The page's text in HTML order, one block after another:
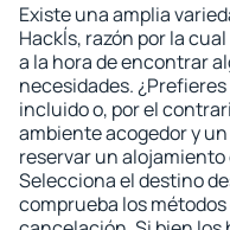
Existe una amplia
Hackĺs, razón por la
a la hora de encontrar
necesidades.
incluido o, por el
ambiente acogedor y
reservar un
Selecciona el destino
comprueba los